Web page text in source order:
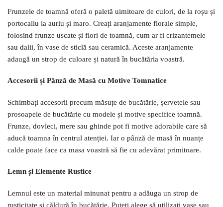
Frunzele de toamnă oferă o paletă uimitoare de culori, de la roșu și
portocaliu la auriu și maro. Creați aranjamente florale simple,
folosind frunze uscate și flori de toamnă, cum ar fi crizantemele
sau dalii, în vase de sticlă sau ceramică. Aceste aranjamente
adaugă un strop de culoare și natură în bucătăria voastră.
Accesorii și Pânză de Masă cu Motive Tomnatice
Schimbați accesorii precum măsuțe de bucătărie, șervetele sau
prosoapele de bucătărie cu modele și motive specifice toamnă.
Frunze, dovleci, mere sau ghinde pot fi motive adorabile care să
aducă toamna în centrul atenției. Iar o pânză de masă în nuanțe
calde poate face ca masa voastră să fie cu adevărat primitoare.
Lemn și Elemente Rustice
Lemnul este un material minunat pentru a adăuga un strop de
rusticitate și căldură în bucătărie. Puteți alege să utilizați vase sau